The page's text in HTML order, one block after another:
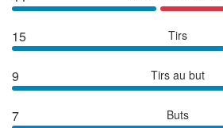
15 Tirs
9 Tirs au but
7 Buts